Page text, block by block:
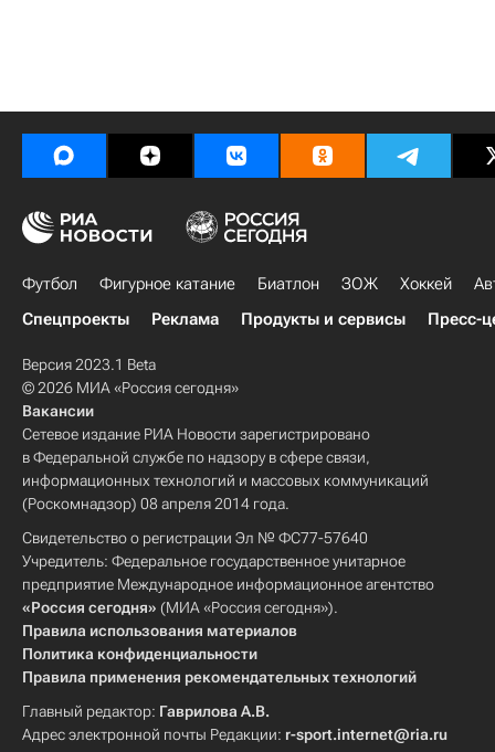
Футбол Фигурное катание Биатлон ЗОЖ Хоккей
Спецпроекты
Реклама Продукты и сервисы Пресс-
Версия 2023.1 Beta
© 2026 МИА «Россия сегодня»
Вакансии
Сетевое издание РИА Новости зарегистрировано
в Федеральной службе по надзору в сфере связи,
информационных технологий и массовых коммуникаций
(Роскомнадзор) 08 апреля 2014 года.
Свидетельство о регистрации Эл № ФС77-57640
Учредитель: Федеральное государственное унитарное
предприятие Международное информационное агентство
«Россия сегодня» (МИА «Россия сегодня»).
Правила использования материалов
Политика конфиденциальности
Правила применения рекомендательных технологий
Главный редактор: Гаврилова А.В.
Адрес электронной почты Редакции: r-sport.internet@ria.ru